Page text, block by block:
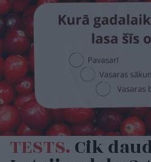
TESTS.Cik